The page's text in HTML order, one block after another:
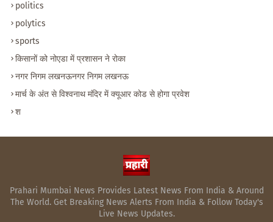
politics
polytics
sports
किसानों को नोएडा में प्रशासन ने रोका
नगर निगम लखनऊनगर निगम लखनऊ
मार्च के अंत से विश्वनाथ मंदिर में क्यूआर कोड से होगा प्रवेश
श
Prahari Mumbai News Provides Latest News From India & Around
The World. Get Breaking News Alerts From India & Follow Today's
Live News Updates.